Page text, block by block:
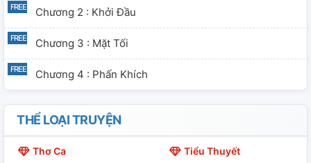
Chương 2 : Khởi Đầu
Chương 3 : Mặt Tối
Chương 4 : Phấn Khích
THỂ LOẠI TRUYỆN
Thơ Ca Tiểu Thuyết